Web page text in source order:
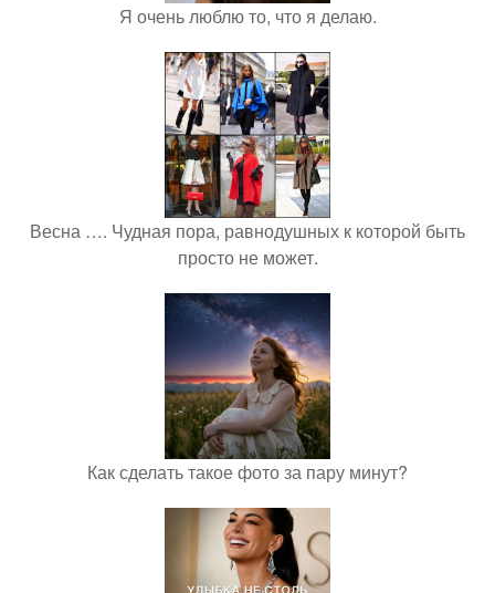
Я очень люблю то, что я делаю.
Весна …. Чудная пора, равнодушных к которой быть
просто не может.
Как сделать такое фото за пару минут?